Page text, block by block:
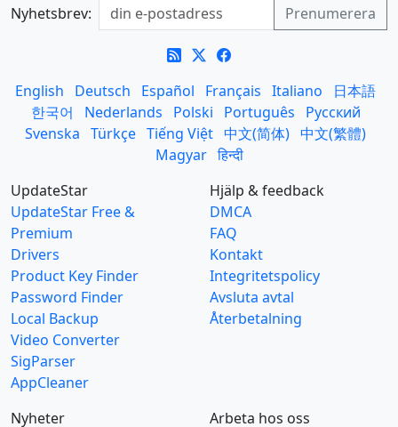
Nyhetsbrev:
English Deutsch Español Français Italiano
日本語
한국어
Nederlands Polski Português
Русский
Svenska Türkçe Tiếng Việt 中文(简体) 中文(繁體)
Magyar हिन्दी
UpdateStar
UpdateStar Free &
Premium
Drivers
Product Key Finder
Password Finder
Local Backup
Video Converter
SigParser
AppCleaner
Hjälp & feedback
DMCA
FAQ
Kontakt
Integritetspolicy
Avsluta avtal
Återbetalning
Nyheter Arbeta hos oss